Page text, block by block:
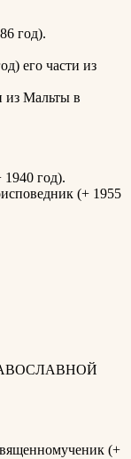
год).
его части из
из Мальты в
год).
(+ 1955
(+